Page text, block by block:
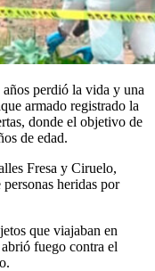
perdió la vida y una
armado registrado la
donde el objetivo de
de edad.
Fresa y Ciruelo,
heridas por
que viajaban en
fuego contra el